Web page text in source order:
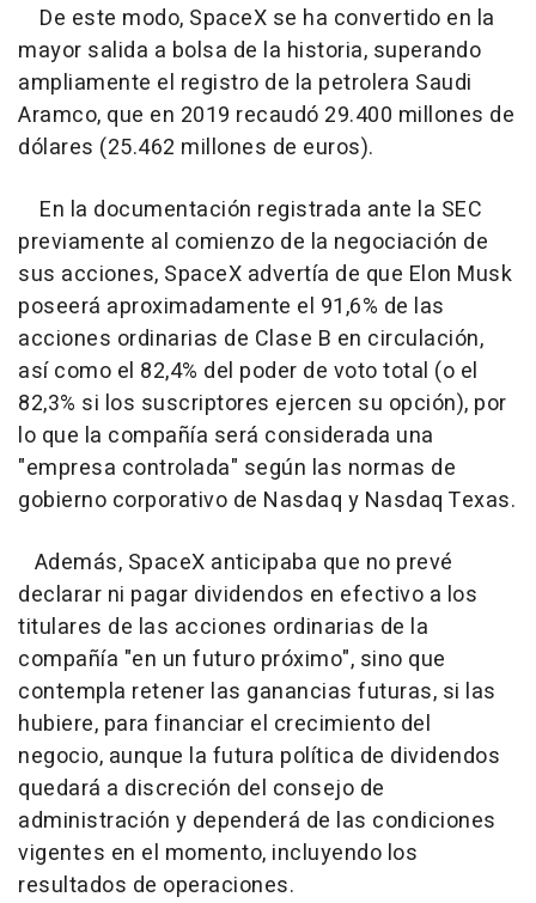
De este modo, SpaceX se ha convertido en la
mayor salida a bolsa de la historia, superando
ampliamente el registro de la petrolera Saudi
Aramco, que en 2019 recaudó 29.400 millones de
dólares (25.462 millones de euros).
En la documentación registrada ante la SEC
previamente al comienzo de la negociación de
sus acciones, SpaceX advertía de que Elon Musk
poseerá aproximadamente el 91,6% de las
acciones ordinarias de Clase B en circulación,
así como el 82,4% del poder de voto total (o el
82,3% si los suscriptores ejercen su opción), por
lo que la compañía será considerada una
"empresa controlada" según las normas de
gobierno corporativo de Nasdaq y Nasdaq Texas.
Además, SpaceX anticipaba que no prevé
declarar ni pagar dividendos en efectivo a los
titulares de las acciones ordinarias de la
compañía "en un futuro próximo", sino que
contempla retener las ganancias futuras, si las
hubiere, para financiar el crecimiento del
negocio, aunque la futura política de dividendos
quedará a discreción del consejo de
administración y dependerá de las condiciones
vigentes en el momento, incluyendo los
resultados de operaciones.